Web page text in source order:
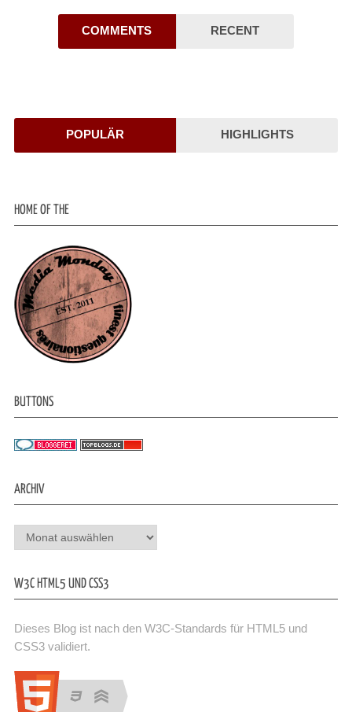
COMMENTS RECENT
POPULÄR HIGHLIGHTS
HOME OF THE
BUTTONS
ARCHIV
Archiv
W3C HTML5 UND CSS3
Dieses Blog ist nach den W3C-Standards für HTML5 und
CSS3 validiert.